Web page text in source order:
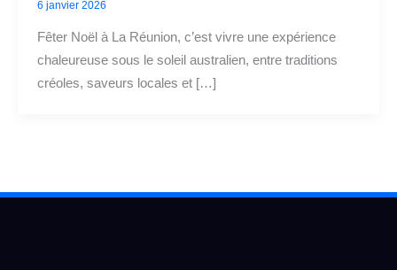
6 janvier 2026
Fêter Noël à La Réunion, c’est vivre une expérience
chaleureuse sous le soleil australien, entre traditions
créoles, saveurs locales et […]